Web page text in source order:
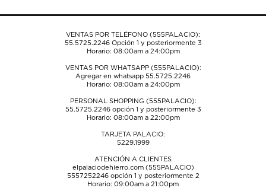
envío.envío.envío.envío.envío.
VENTAS POR TELÉFONO (555PALACIO):
55.5725.2246Opción 1 y posteriormente 3
Horario: 08:00am a 24:00pm
VENTAS POR WHATSAPP (555PALACIO):
Agregar en whatsapp 55.5725.2246
Horario: 08:00am a 24:00pm
PERSONAL SHOPPING (555PALACIO):
55.5725.2246opción 1 y posteriormente 3
Horario: 08:00am a 22:00pm
TARJETA PALACIO:
5229.1999
ATENCIÓN A CLIENTES
elpalaciodehierro.com (555PALACIO)
5557252246opción 1 y posteriormente 2
Horario: 09:00am a 21:00pm